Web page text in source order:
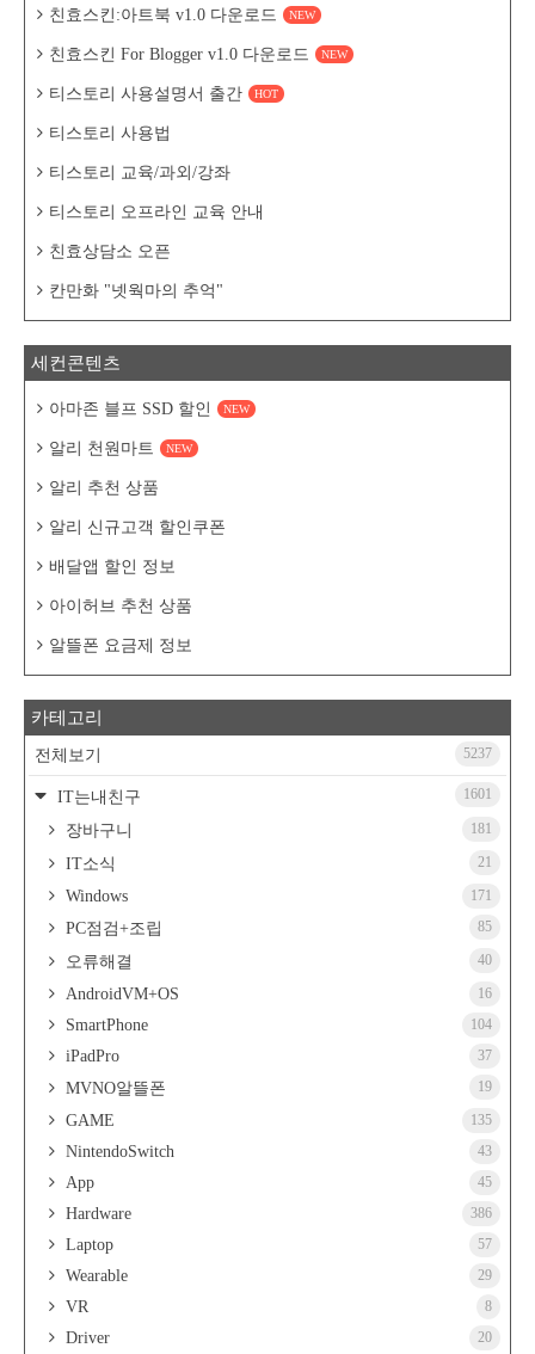
친효스킨:아트북 v1.0 다운로드 NEW
친효스킨 For Blogger v1.0 다운로드 NEW
티스토리 사용설명서 출간 HOT
티스토리 사용법
티스토리 교육/과외/강좌
티스토리 오프라인 교육 안내
친효상담소 오픈
칸만화 "넷웍마의 추억"
세컨콘텐츠
아마존 블프 SSD 할인 NEW
알리 천원마트 NEW
알리 추천 상품
알리 신규고객 할인쿠폰
배달앱 할인 정보
아이허브 추천 상품
알뜰폰 요금제 정보
카테고리
전체보기 5237
IT는내친구 1601
장바구니 181
IT소식 21
Windows 171
PC점검+조립 85
오류해결 40
AndroidVM+OS 16
SmartPhone 104
iPadPro 37
MVNO알뜰폰 19
GAME 135
NintendoSwitch 43
App 45
Hardware 386
Laptop 57
Wearable 29
VR 8
Driver 20